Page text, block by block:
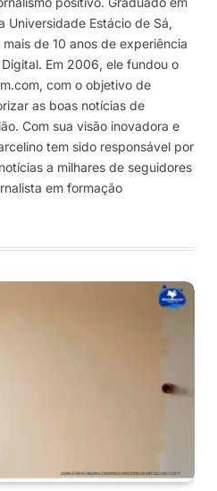
Universidade Estácio de Sá,
de 10 anos de experiência
Em 2006, ele fundou o
com o objetivo de
as boas notícias de
Com sua visão inovadora e
tem sido responsável por
a milhares de seguidores
em formação